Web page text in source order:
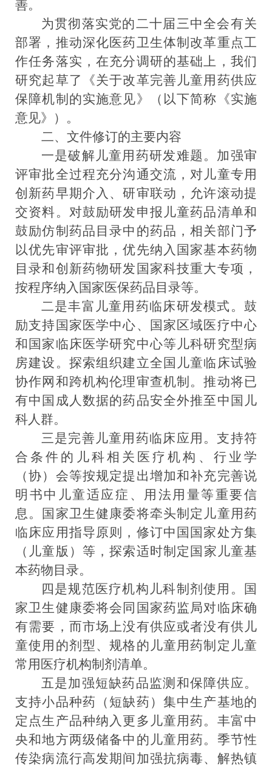
善。
为贯彻落实党的二十届三中全会有关
部署，推动深化医药卫生体制改革重点工
作任务落实，在充分调研的基础上，我们
研究起草了《关于改革完善儿童用药供应
保障机制的实施意见》（以下简称《实施
意见》）。
二、文件修订的主要内容
一是破解儿童用药研发难题。 加强审
评审批全过程充分沟通交流，对儿童专用
创新药早期介入、研审联动，允许滚动提
交资料。对鼓励研发申报儿童药品清单和
鼓励仿制药品目录中的药品，相关部门予
以优先审评审批，优先纳入国家基本药物
目录和创新药物研发国家科技重大专项，
按程序纳入国家医保药品目录等。
二是丰富儿童用药临床研发模式。 鼓
励支持 国家医学中心、国家区域医疗中心
和国家临床医学研究中心等 儿科研究型病
房建设。探索组织建立全国儿童临床试验
协作网 和跨机构伦理审查机制 。推动将已
有中国成人数据的药品安全外推至中国儿
科人群。
三是完善儿童用药临床应用。 支持符
合条件的儿科相关医疗机构、行业学
（协）会等按规定提出增加和补充完善说
明书中儿童适应症、用法用量等重要信
息。国家卫生健康委将牵头制定 儿童用药
临床应用指导原则，修订中国国家处方集
（儿童版） 等 ，探索适时制定国家儿童基
本药物目录。
四是规范医疗机构儿科制剂使用。
国
家卫生健康委将会同国家药监局对临床确
有需要 ，而市场上没有供应或者没有供儿
童使用的剂型、规格的儿童用药制定儿童
常用医疗机构制剂清单。
五是加强短缺药品监测和保障供应。
支持小品种药（短缺药）集中生产基地的
定点生产品种纳入更多儿童用药。 丰富中
央和地方两级储备中的儿童用药。季节性
传染病流行高发期间加强抗病毒、解热镇